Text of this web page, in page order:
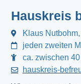
Hauskreis
Klaus
jeden zweiten
ca. zwischen
hauskreis-